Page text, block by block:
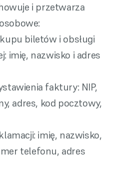
i przetwarza
biletów i obsługi
imię, nazwisko i adres
faktury: NIP,
adres, kod pocztowy,
imię, nazwisko,
telefonu, adres